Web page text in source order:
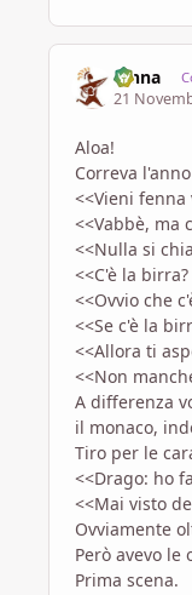
fenna
21
Aloa!
Correva
<<Vieni
<<Vabbè, ma
<<Nulla si
<<C'è la
<<Ovvio che
<<Se c'è la
<<Allora ti
<<Non
A differenza
il monaco,
Tiro per le
<<Drago: ho
<<Mai visto
Ovviamente
Però avevo
Prima scena.